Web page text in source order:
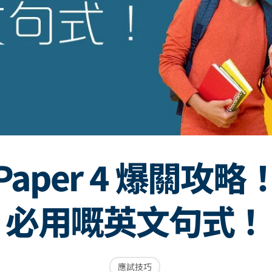
4 爆關攻略
必用嘅英文句式！
應試技巧